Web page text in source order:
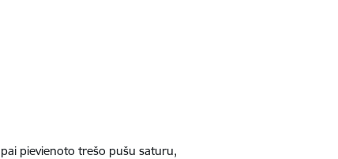
pievienoto trešo pušu saturu,